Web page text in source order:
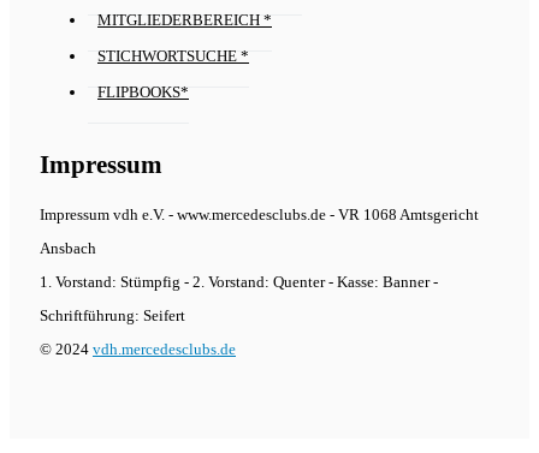
MITGLIEDERBEREICH *
STICHWORTSUCHE *
FLIPBOOKS*
Impressum
Impressum vdh e.V. - www.mercedesclubs.de - VR 1068 Amtsgericht
Ansbach
1. Vorstand: Stümpfig - 2. Vorstand: Quenter - Kasse: Banner -
Schriftführung: Seifert
© 2024 vdh.mercedesclubs.de